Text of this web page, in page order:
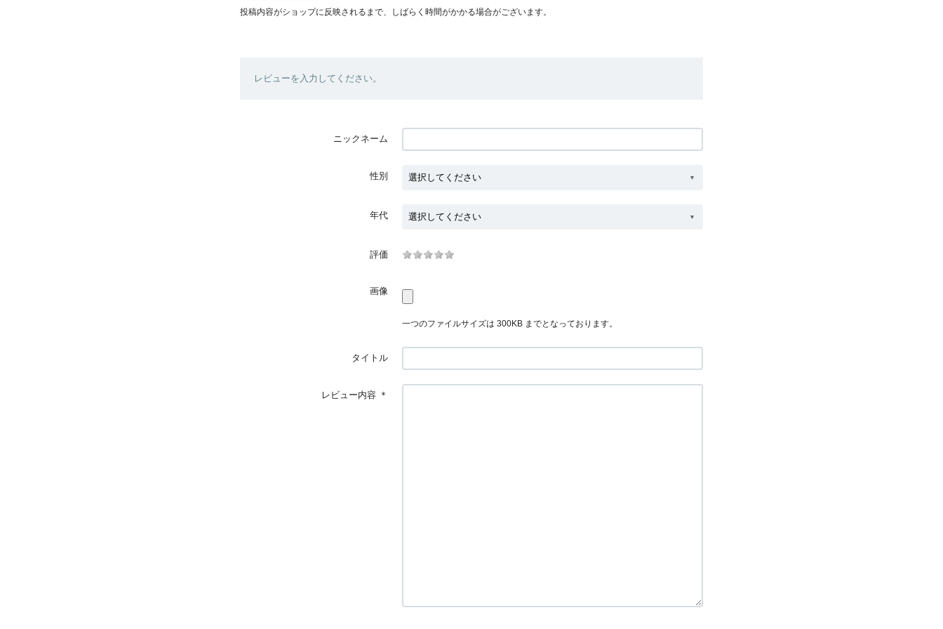
投稿内容がショップに反映されるまで、しばらく時間がかかる場合がございます。
レビューを入力してください。
ニックネーム
性別
年代
評価
画像
一つのファイルサイズは 300KB までとなっております。
タイトル
レビュー内容 ＊